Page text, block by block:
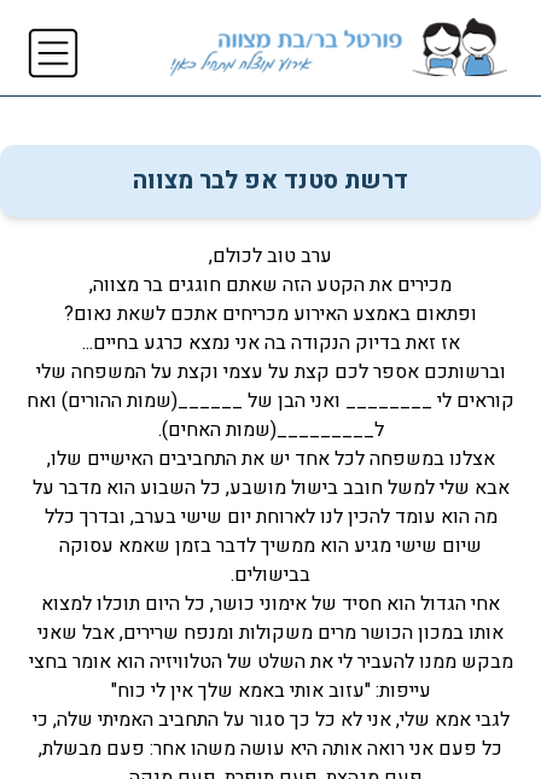
דרשת סטנד אפ לבר מצווה
ערב טוב לכולם,
מכירים את הקטע הזה שאתם חוגגים בר מצווה,
ופתאום באמצע האירוע מכריחים אתכם לשאת נאום?
אז זאת בדיוק הנקודה בה אני נמצא כרגע בחיים...
וברשותכם אספר לכם קצת על עצמי וקצת על המשפחה שלי
קוראים לי ________ ואני הבן של ______(שמות ההורים) ואח
ל_________(שמות האחים).
אצלנו במשפחה לכל אחד יש את התחביבים האישיים שלו,
אבא שלי למשל חובב בישול מושבע, כל השבוע הוא מדבר על
מה הוא עומד להכין לנו לארוחת יום שישי בערב, ובדרך כלל
שיום שישי מגיע הוא ממשיך לדבר בזמן שאמא עסוקה
בבישולים.
אחי הגדול הוא חסיד של אימוני כושר, כל היום תוכלו למצוא
אותו במכון הכושר מרים משקולות ומנפח שרירים, אבל שאני
מבקש ממנו להעביר לי את השלט של הטלוויזיה הוא אומר בחצי
עייפות: "עזוב אותי באמא שלך אין לי כוח"
לגבי אמא שלי, אני לא כל כך סגור על התחביב האמיתי שלה, כי
כל פעם אני רואה אותה היא עושה משהו אחר: פעם מבשלת,